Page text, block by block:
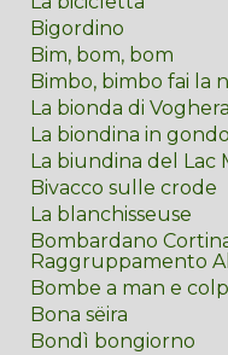
Bigordino
Bim, bom, bom
Bimbo, bimbo fai la
La bionda di Voghera
La biondina in
La biundina del Lac
Bivacco sulle crode
La blanchisseuse
Bombardano
Raggruppamento
Bombe a man e
Bona sëira
Bondì bongiorno